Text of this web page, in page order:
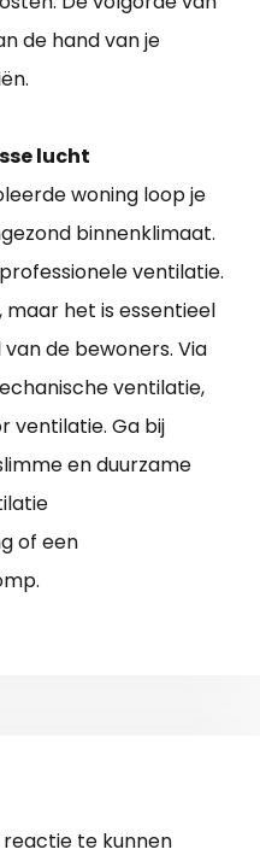
de hand van je
lucht
woning loop je
binnenklimaat.
ventilatie.
het is essentieel
de bewoners. Via
ventilatie,
ventilatie. Ga bij
en duurzame
of een
te kunnen